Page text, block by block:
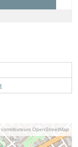
OpenStreetMap